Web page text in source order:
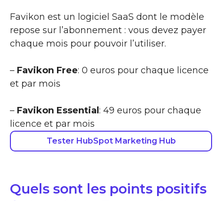
Favikon est un logiciel SaaS dont le modèle
repose sur l’abonnement : vous devez payer
chaque mois pour pouvoir l’utiliser.
– Favikon Free: 0 euros pour chaque licence
et par mois
– Favikon Essential : 49 euros pour chaque
licence et par mois
Tester HubSpot Marketing Hub
Quels sont les points positifs